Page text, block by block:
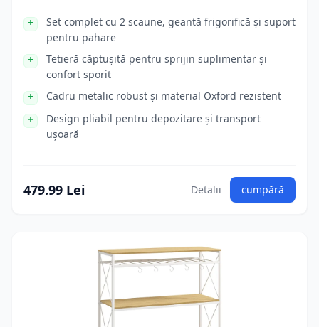
Set complet cu 2 scaune, geantă frigorifică și suport
pentru pahare
Tetieră căptușită pentru sprijin suplimentar și
confort sporit
Cadru metalic robust și material Oxford rezistent
Design pliabil pentru depozitare și transport
ușoară
479.99 Lei Detalii cumpără